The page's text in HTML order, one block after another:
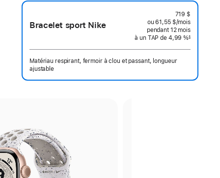
Bracelet sport Nike
719 $
ou 61,55 $/mois
pendant 12 mois
à un TAP de 4,99 %§
Matériau respirant, fermoir à clou et passant, longueur
ajustable